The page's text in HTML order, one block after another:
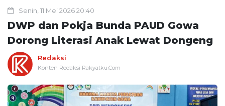
Senin, 11 Mei 2026 20:40
DWP dan Pokja Bunda PAUD Gowa
Dorong Literasi Anak Lewat Dongeng
Redaksi
Konten Redaksi Rakyatku.Com